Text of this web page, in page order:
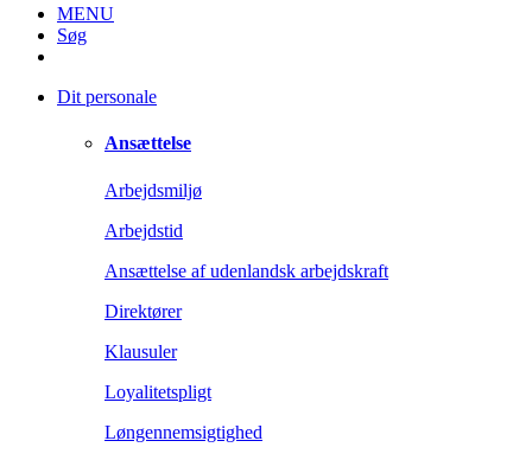
MENU
Søg
Dit personale
Ansættelse
Arbejdsmiljø
Arbejdstid
Ansættelse af udenlandsk arbejdskraft
Direktører
Klausuler
Loyalitetspligt
Løngennemsigtighed